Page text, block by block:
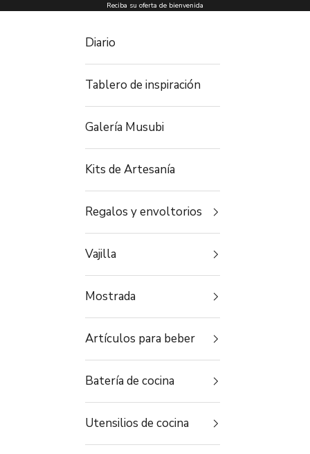
Ir al contenido Reciba su oferta de bienvenida
Diario
Tablero de inspiración
Galería Musubi
Kits de Artesanía
Regalos y envoltorios
Vajilla
Mostrada
Artículos para beber
Batería de cocina
Utensilios de cocina